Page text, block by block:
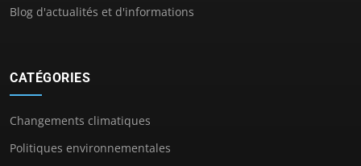
Blog d'actualités et d'informations
CATÉGORIES
Changements climatiques
Politiques environnementales